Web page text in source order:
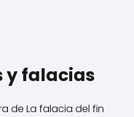
y falacias